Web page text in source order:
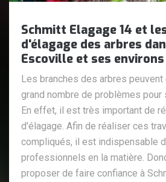
Schmitt Elagage 14 et
d'élagage des arbres
Escoville et ses
Les branches des arbres peuvent
grand nombre de problèmes pour
En effet, il est très important de
d'élagage. Afin de réaliser ces
compliqués, il est indispensable
professionnels en la matière.
proposer de faire confiance à